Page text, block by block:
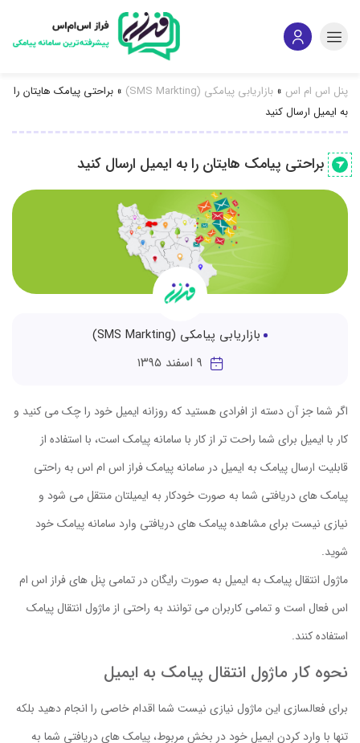
پنل اس ام اس » بازاریابی پیامکی (SMS Markting) » براحتی پیامک هایتان را
به ایمیل ارسال کنید
براحتی پیامک هایتان را به ایمیل ارسال کنید
بازاریابی پیامکی (SMS Markting)
اگر شما جز آن دسته از افرادی هستید که روزانه ایمیل خود را چک می کنید و
کار با ایمیل برای شما راحت تر از کار با سامانه پیامک است، با استفاده از
قابلیت ارسال پیامک به ایمیل در سامانه پیامک فراز اس ام اس به راحتی
پیامک های دریافتی شما به صورت خودکار به ایمیلتان منتقل می شود و
نیازی نیست برای مشاهده پیامک های دریافتی وارد سامانه پیامک خود
شوید.
ماژول انتقال پیامک به ایمیل به صورت رایگان در تمامی پنل های فراز اس ام
اس فعال است و تمامی کاربران می توانند به راحتی از ماژول انتقال پیامک
استفاده کنند.
نحوه کار ماژول انتقال پیامک به ایمیل
برای فعالسازی این ماژول نیازی نیست شما اقدام خاصی را انجام دهید بلکه
تنها با وارد کردن ایمیل خود در بخش مربوط، پیامک های دریافتی شما به